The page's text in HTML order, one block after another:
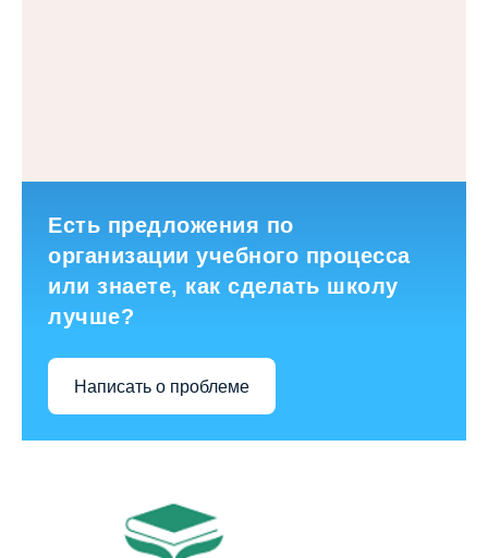
Есть предложения по
организации учебного процесса
или знаете, как сделать школу
лучше?
Написать о проблеме